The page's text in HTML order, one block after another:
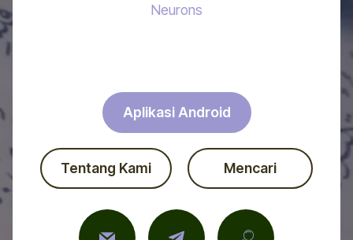
Neurons
Aplikasi Android
Tentang Kami Mencari